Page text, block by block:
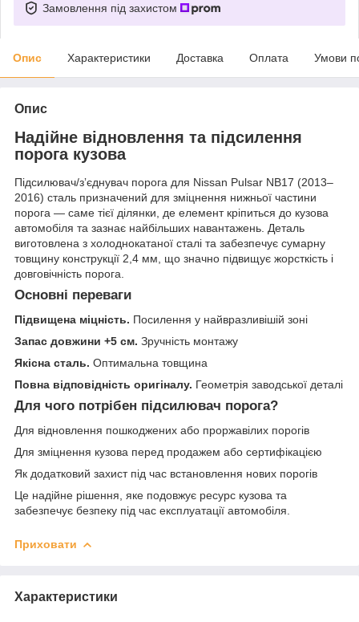
Замовлення під захистом
Опис Характеристики Доставка Оплата Умови
Опис
Надійне відновлення та підсилення
порога кузова
Підсилювач/зʼєднувач порога для Nissan Pulsar NB17 (2013–
2016) сталь призначений для зміцнення нижньої частини
порога — саме тієї ділянки, де елемент кріпиться до кузова
автомобіля та зазнає найбільших навантажень. Деталь
виготовлена з холоднокатаної сталі та забезпечує сумарну
товщину конструкції 2,4 мм, що значно підвищує жорсткість і
довговічність порога.
Основні переваги
Підвищена міцність. Посилення у найвразливішій зоні
Запас довжини +5 см. Зручність монтажу
Якісна сталь. Оптимальна товщина
Повна відповідність оригіналу. Геометрія заводської деталі
Для чого потрібен підсилювач порога?
Для відновлення пошкоджених або проржавілих порогів
Для зміцнення кузова перед продажем або сертифікацією
Як додатковий захист під час встановлення нових порогів
Це надійне рішення, яке подовжує ресурс кузова та
забезпечує безпеку під час експлуатації автомобіля.
Приховати
Характеристики